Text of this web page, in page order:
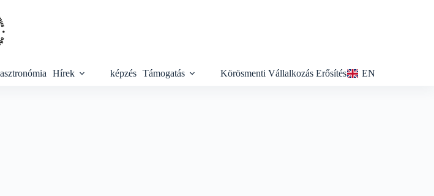
Hírek képzés Támogatás Körösmenti Vállalkozás Erősítés EN